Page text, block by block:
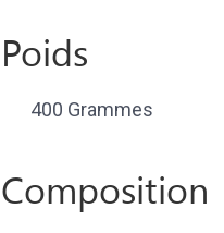
Poids
400 Grammes
Composition